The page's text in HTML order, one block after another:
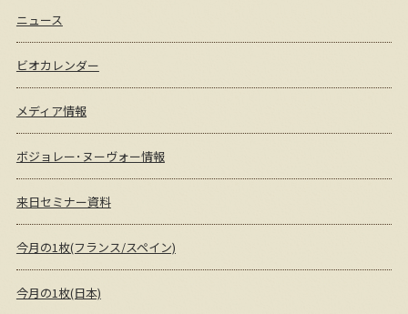
ニュース
ビオカレンダー
メディア情報
ボジョレー･ヌーヴォー情報
来日セミナー資料
今月の1枚(フランス/スペイン)
今月の1枚(日本)